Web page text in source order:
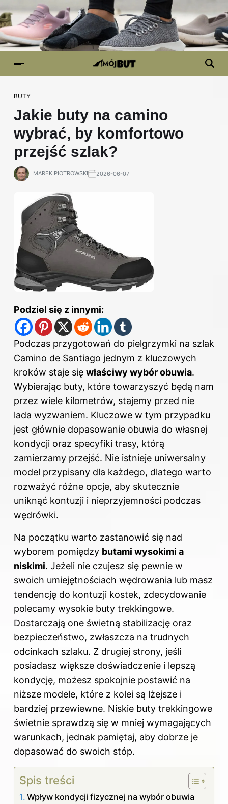
BUTY
Jakie buty na camino
wybrać, by komfortowo
przejść szlak?
MAREK PIOTROWSKI 2026-06-07
Podziel się z innymi:
Podczas przygotowań do pielgrzymki na szlak
Camino de Santiago jednym z kluczowych
kroków staje się właściwy wybór obuwia.
Wybierając buty, które towarzyszyć będą nam
przez wiele kilometrów, stajemy przed nie
lada wyzwaniem. Kluczowe w tym przypadku
jest głównie dopasowanie obuwia do własnej
kondycji oraz specyfiki trasy, którą
zamierzamy przejść. Nie istnieje uniwersalny
model przypisany dla każdego, dlatego warto
rozważyć różne opcje, aby skutecznie
uniknąć kontuzji i nieprzyjemności podczas
wędrówki.
Na początku warto zastanowić się nad
wyborem pomiędzy butami wysokimi a
niskimi. Jeżeli nie czujesz się pewnie w
swoich umiejętnościach wędrowania lub masz
tendencję do kontuzji kostek, zdecydowanie
polecamy wysokie buty trekkingowe.
Dostarczają one świetną stabilizację oraz
bezpieczeństwo, zwłaszcza na trudnych
odcinkach szlaku. Z drugiej strony, jeśli
posiadasz większe doświadczenie i lepszą
kondycję, możesz spokojnie postawić na
niższe modele, które z kolei są lżejsze i
bardziej przewiewne. Niskie buty trekkingowe
świetnie sprawdzą się w mniej wymagających
warunkach, jednak pamiętaj, aby dobrze je
dopasować do swoich stóp.
Spis treści
Wpływ kondycji fizycznej na wybór obuwia